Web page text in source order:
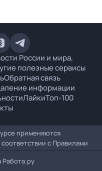
России и мира,
полезные сервисы
Обратная связь
информации
ЛайкиТоп-100
применяются
с Правилами
Работа.ру